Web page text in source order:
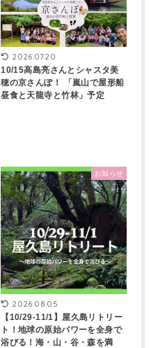
2026.07.20
10/15高島亮さんとシャスタ美
穂の京さんぽ！ 「嵐山で屋形船
昼食と天龍寺と竹林」予定
お知らせ
2026.08.05
【10/29-11/1】屋久島リトリー
ト！地球の原始パワーを全身で
浴びる！海・山・谷・森を満